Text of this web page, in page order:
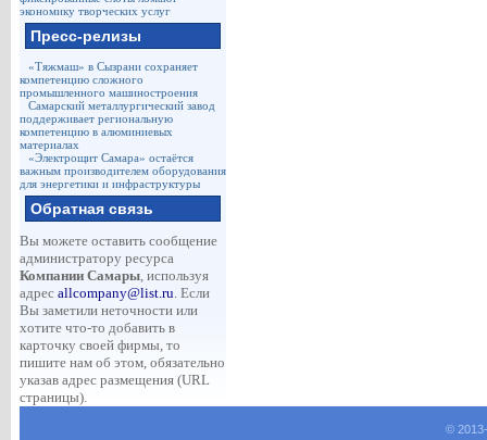
экономику творческих услуг
Пресс-релизы
«Тяжмаш» в Сызрани сохраняет
компетенцию сложного
промышленного машиностроения
Самарский металлургический завод
поддерживает региональную
компетенцию в алюминиевых
материалах
«Электрощит Самара» остаётся
важным производителем оборудования
для энергетики и инфраструктуры
Обратная связь
Вы можете оставить сообщение
администратору ресурса
Компании Самары, используя
адрес allcompany@list.ru. Если
Вы заметили неточности или
хотите что-то добавить в
карточку своей фирмы, то
пишите нам об этом, обязательно
указав адрес размещения (URL
страницы).
© 2013-